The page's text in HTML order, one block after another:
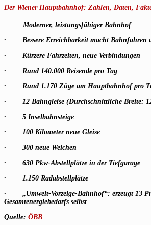
Der Wiener Hauptbahnhof: Zahlen, Daten,
·
Moderner, leistungsfähiger Bahnhof
· Bessere Erreichbarkeit macht Bahnfahren
· Kürzere Fahrzeiten, neue Verbindungen
· Rund 140.000 Reisende pro Tag
· Rund 1.170 Züge am Hauptbahnhof pro
· 12 Bahngleise (Durchschnittliche Breite:
· 5 Inselbahnsteige
· 100 Kilometer neue Gleise
· 300 neue Weichen
· 630 Pkw-Abstellplätze in der Tiefgarage
· 1.150 Radabstellplätze
· „Umwelt-Vorzeige-Bahnhof“: erzeugt 13
Gesamtenergiebedarfs selbst
Quelle: ÖBB